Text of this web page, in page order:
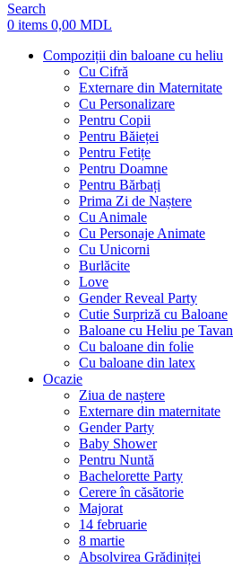
Search
0 items 0,00 MDL
Compoziții din baloane cu heliu
Cu Cifră
Externare din Maternitate
Cu Personalizare
Pentru Copii
Pentru Băieței
Pentru Fetițe
Pentru Doamne
Pentru Bărbați
Prima Zi de Naștere
Cu Animale
Cu Personaje Animate
Cu Unicorni
Burlăcite
Love
Gender Reveal Party
Cutie Surpriză cu Baloane
Baloane cu Heliu pe Tavan
Cu baloane din folie
Cu baloane din latex
Ocazie
Ziua de naștere
Externare din maternitate
Gender Party
Baby Shower
Pentru Nuntă
Bachelorette Party
Cerere în căsătorie
Majorat
14 februarie
8 martie
Absolvirea Grădiniței